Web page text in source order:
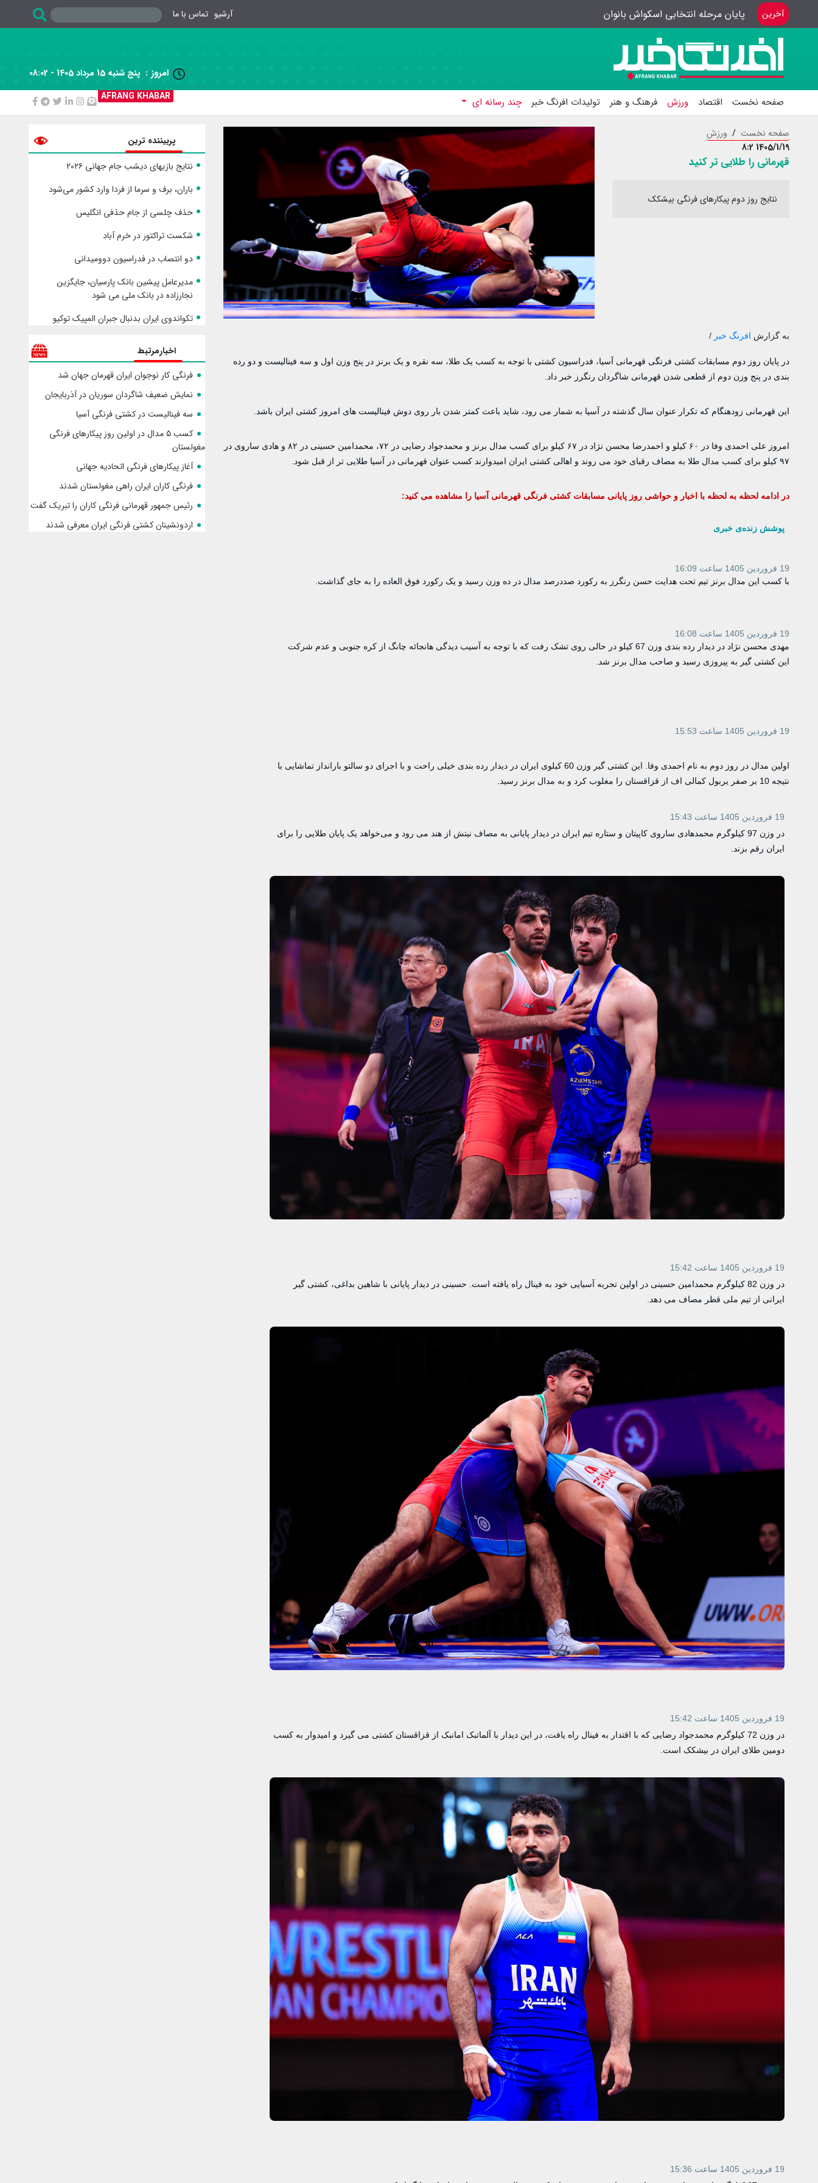
آخرین پایان مرحله انتخابی اسکواش بانوان آرشیو تماس با ما
 امروز : پنج شنبه 15 مرداد 1405 - 08:02
AFRANG KHABAR
صفحه نخست اقتصاد ورزش فرهنگ و هنر تولیدات افرنگ خبر چند رسانه ای
صفحه نخست
ورزش
1405/1/19 8:2
قهرمانی را طلایی تر کنید
نتایج روز دوم پیکارهای فرنگی بیشکک
به گزارش افرنگ خبر /
در پایان روز دوم مسابقات کشتی فرنگی قهرمانی آسیا، فدراسیون کشتی با توجه به کسب یک طلا، سه نقره و یک برنز در پنج وزن اول و سه فینالیست و دو رده
بندی در پنج وزن دوم از قطعی شدن قهرمانی شاگردان رنگرز خبر داد.
این قهرمانی زودهنگام که تکرار عنوان سال گذشته در آسیا به شمار می رود، شاید باعث کمتر شدن بار روی دوش فینالیست های امروز کشتی ایران باشد.
امروز علی احمدی وفا در ۶۰ کیلو و احمدرضا محسن نژاد در ۶۷ کیلو برای کسب مدال برنز و محمدجواد رضایی در ۷۲، محمدامین حسینی در ۸۲ و هادی ساروی در
۹۷ کیلو برای کسب مدال طلا به مصاف رقبای خود می روند و اهالی کشتی ایران امیدوارند کسب عنوان قهرمانی در آسیا طلایی تر‌ از قبل شود.
در‌ ادامه لحظه به لحظه با اخبار و حواشی روز پایانی مسابقات کشتی فرنگی قهرمانی آسیا را مشاهده می کنید:
پوشش زنده‌ی خبری
19 فروردین 1405 ساعت 16:09
با کسب این مدال برنز تیم تحت هدایت حسن رنگرز به رکورد صددرصد مدال در ده وزن رسید و یک رکورد فوق العاده را به جای گذاشت.
19 فروردین 1405 ساعت 16:08
مهدی محسن نژاد در دیدار رده بندی وزن 67 کیلو در حالی روی تشک رفت که با توجه به آسیب دیدگی هانجائه چانگ از کره جنوبی و عدم شرکت
این کشتی گیر به پیروزی رسید و صاحب مدال برنز شد.
19 فروردین 1405 ساعت 15:53
اولین مدال در روز دوم به نام احمدی وفا. این کشتی گیر وزن 60 کیلوی ایران در دیدار رده بندی خیلی راحت و با اجرای دو سالتو بارانداز تماشایی با
نتیجه 10 بر صفر یربول کمالی اف از قزاقستان را مغلوب کرد و به مدال برنز رسید.
19 فروردین 1405 ساعت 15:43
در وزن 97 کیلوگرم محمدهادی ساروی کاپیتان و ستاره تیم ایران در دیدار پایانی به مصاف نیتش از هند می رود و می‌خواهد یک پایان طلایی را برای
ایران رقم بزند.
19 فروردین 1405 ساعت 15:42
در وزن 82 کیلوگرم محمدامین حسینی در اولین تجربه آسیایی خود به فینال راه یافته است. حسینی در دیدار پایانی با شاهین بداغی، کشتی گیر
ایرانی از تیم ملی قطر مصاف می دهد.
19 فروردین 1405 ساعت 15:42
در وزن 72 کیلوگرم محمدجواد رضایی که با اقتدار به فینال راه یافت، در این دیدار با آلماتبک امانبک از قزاقستان کشتی می گیرد و امیدوار به کسب
دومین طلای ایران در بیشکک است.
19 فروردین 1405 ساعت 15:36
پربیننده ترین
نتایج بازیهای دیشب جام جهانی ۲۰۲۶
باران، برف و سرما از فردا وارد کشور می‌شود
حذف چلسی از جام حذفی انگلیس
شکست تراکتور در خرم آباد
دو انتصاب در فدراسیون دوومیدانی
مدیرعامل پیشین بانک پارسیان، جایگزین
نجارزاده در بانک ملی می شود
تکواندوی ایران بدنبال جبران المپیک توکیو
اخبارمرتبط
فرنگی کار نوجوان ایران قهرمان جهان شد
نمایش ضعیف شاگردان سوریان در آذربایجان
سه فینالیست در کشتی فرنگی آسیا
کسب ۵ مدال در اولین روز پیکارهای فرنگی
مغولستان
آغاز پیکارهای فرنگی اتحادیه جهانی
فرنگی کاران ایران راهی مغولستان شدند
رئیس جمهور قهرمانی فرنگی کاران را تبریک گفت
اردونشینان کشتی فرنگی ایران معرفی شدند